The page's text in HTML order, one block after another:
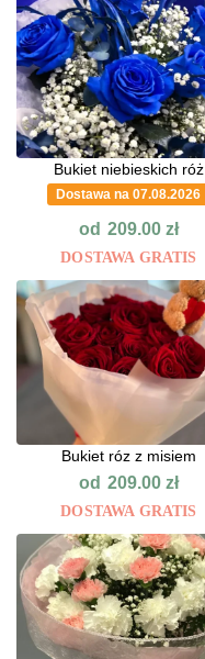
Bukiet niebieskich róż
Dostawa na 07.08.2026
od 209.00 zł
DOSTAWA GRATIS
Bukiet róz z misiem
od 209.00 zł
DOSTAWA GRATIS